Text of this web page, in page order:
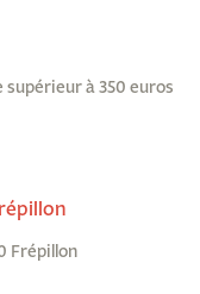
à 350 euros
Frépillon